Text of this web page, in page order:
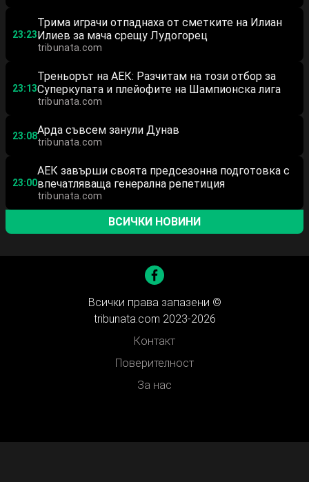
23:23
Трима играчи отпаднаха от сметките на Илиан
Илиев за мача срещу Лудогорец
tribunata.com
23:13
Треньорът на АЕК: Разчитам на този отбор за
Суперкупата и плейофите на Шампионска лига
tribunata.com
23:08Арда съвсем занули Дунав
tribunata.com
23:00
АЕК завърши своята предсезонна подготовка с
впечатляваща генерална репетиция
tribunata.com
ВСИЧКИ НОВИНИ
Всички права запазени ©
tribunata.com 2023-2026
Контакт
Поверителност
За нас